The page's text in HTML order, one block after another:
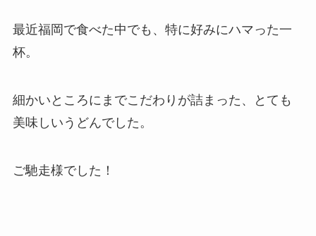
最近福岡で食べた中でも、特に好みにハマった一
杯。
細かいところにまでこだわりが詰まった、とても
美味しいうどんでした。
ご馳走様でした！